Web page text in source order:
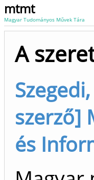
mtmt
Magyar Tudományos Művek Tára
A
szerző]
és